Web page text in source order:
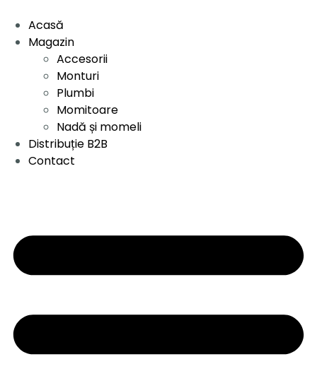
Acasă
Magazin
Accesorii
Monturi
Plumbi
Momitoare
Nadă și momeli
Distribuție B2B
Contact